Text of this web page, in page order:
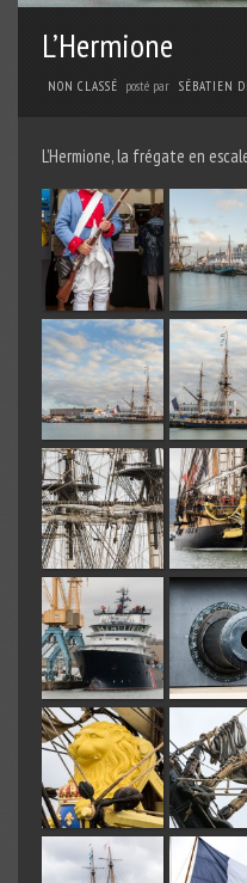
L’Hermione
NON CLASSÉ posté par SÉBATIEN
L’Hermione, la frégate en